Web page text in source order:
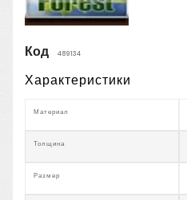
Код 489134
Характеристики
Материал
Толщина
Размер